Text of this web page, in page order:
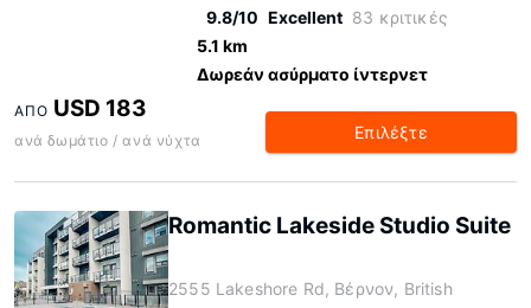
9.8/10 Excellent 83 κριτικές
5.1 km
Δωρεάν ασύρματο ίντερνετ
ΑΠΌ USD 183
ανά δωμάτιο / ανά νύχτα Επιλέξτε
Romantic Lakeside Studio Suite
2555 Lakeshore Rd, Βέρνον, British